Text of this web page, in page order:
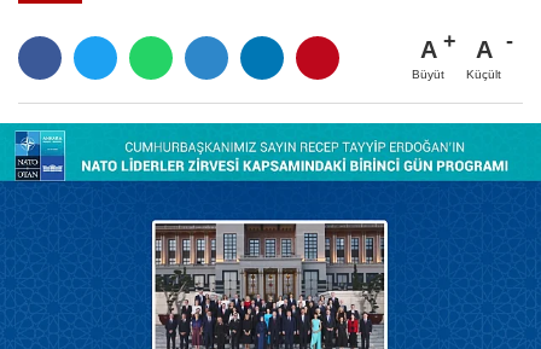
A
Büyüt
A
Küçült